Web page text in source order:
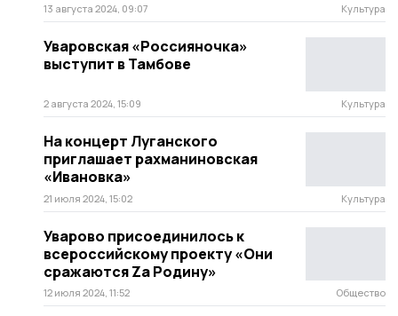
13 августа 2024, 09:07 Культура
Уваровская «Россияночка»
выступит в Тамбове
2 августа 2024, 15:09 Культура
На концерт Луганского
приглашает рахманиновская
«Ивановка»
21 июля 2024, 15:02 Культура
Уварово присоединилось к
всероссийскому проекту «Они
сражаются Za Родину»
12 июля 2024, 11:52 Общество